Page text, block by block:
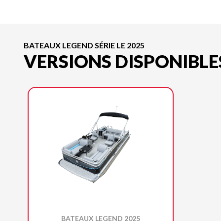
BATEAUX LEGEND SÉRIE LE 2025
VERSIONS
BATEAUX LEGEND 2025